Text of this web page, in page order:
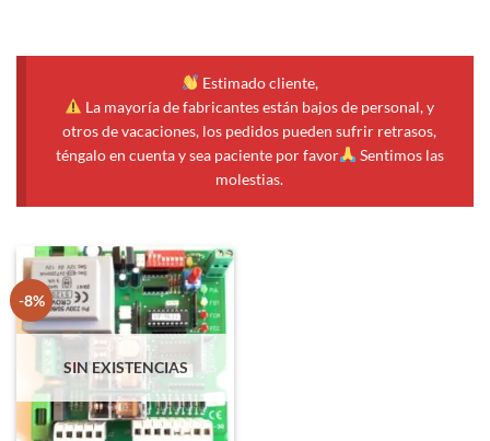
Estimado cliente,
La mayoría de fabricantes están bajos de personal, y
otros de vacaciones, los pedidos pueden sufrir retrasos,
téngalo en cuenta y sea paciente por favor
Sentimos las
molestias.
-8%
SIN EXISTENCIAS